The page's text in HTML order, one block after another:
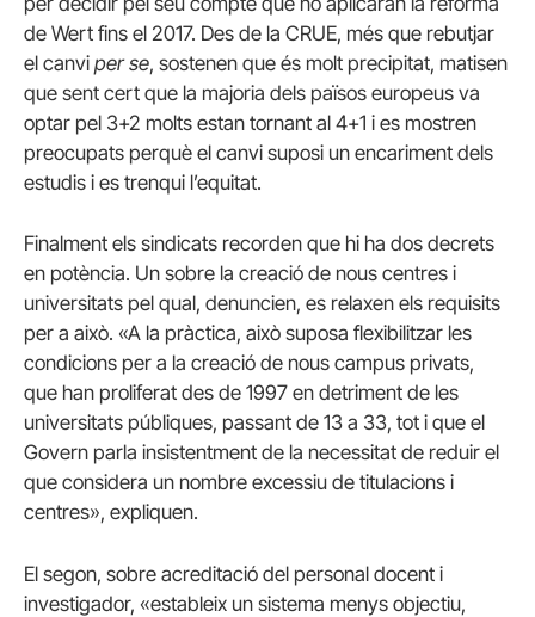
de Wert fins el 2017. Des de la CRUE, més que rebutjar
el canvi per se, sostenen que és molt precipitat, matisen
que sent cert que la majoria dels països europeus va
optar pel 3+2 molts estan tornant al 4+1 i es mostren
preocupats perquè el canvi suposi un encariment dels
estudis i es trenqui l’equitat.
Finalment els sindicats recorden que hi ha dos decrets
en potència. Un sobre la creació de nous centres i
universitats pel qual, denuncien, es relaxen els requisits
per a això. «A la pràctica, això suposa flexibilitzar les
condicions per a la creació de nous campus privats,
que han proliferat des de 1997 en detriment de les
universitats públiques, passant de 13 a 33, tot i que el
Govern parla insistentment de la necessitat de reduir el
que considera un nombre excessiu de titulacions i
centres», expliquen.
El segon, sobre acreditació del personal docent i
investigador, «estableix un sistema menys objectiu,